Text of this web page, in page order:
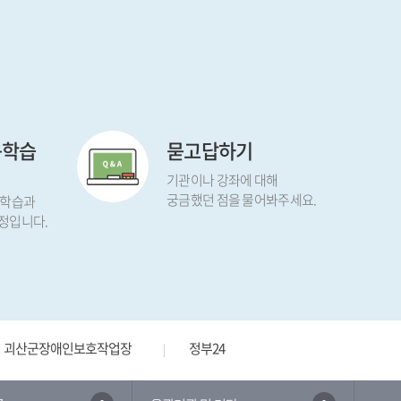
습
습과
입니다.
묻고답하기
기관이나 강좌에 대해
궁금했던 점을 물어봐주세요.
괴산군장애인보호작업장
정부24
생활안전지도